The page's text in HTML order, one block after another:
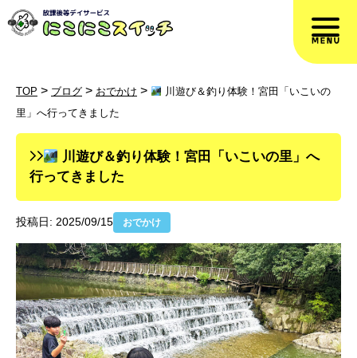
TOP > ブログ > おでかけ >
川遊び＆釣り体験！宮田「いこいの
里」へ行ってきました
川遊び＆釣り体験！宮田「いこいの里」へ
行ってきました
投稿日: 2025/09/15 おでかけ